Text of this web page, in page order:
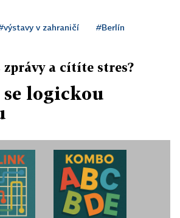
v zahraničí #Berlín
zprávy a cítíte stres?
logickou